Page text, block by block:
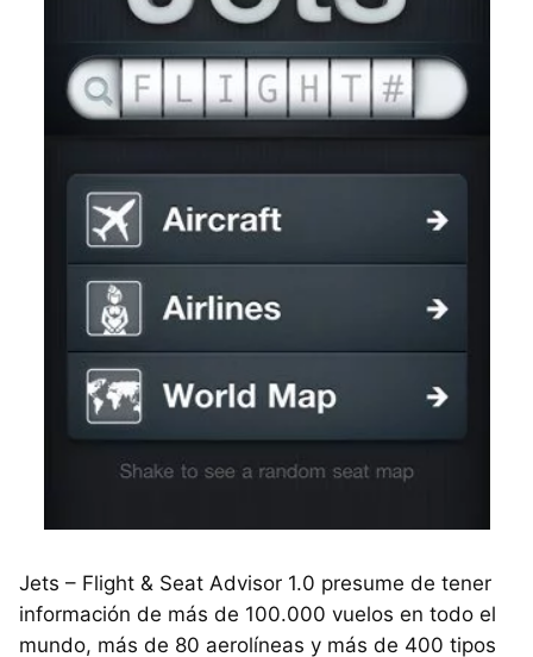
Jets – Flight & Seat Advisor 1.0 presume de tener
información de más de 100.000 vuelos en todo el
mundo, más de 80 aerolíneas y más de 400 tipos